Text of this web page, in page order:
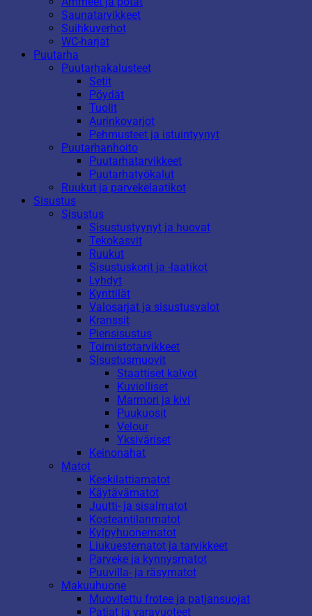
Saunatarvikkeet
Suihkuverhot
WC-harjat
Puutarha
Puutarhakalusteet
Setit
Pöydät
Tuolit
Aurinkovarjot
Pehmusteet ja istuintyynyt
Puutarhanhoito
Puutarhatarvikkeet
Puutarhatyökalut
Ruukut ja parvekelaatikot
Sisustus
Sisustus
Sisustustyynyt ja huovat
Tekokasvit
Ruukut
Sisustuskorit ja -laatikot
Lyhdyt
Kynttilät
Valosarjat ja sisustusvalot
Kranssit
Piensisustus
Toimistotarvikkeet
Sisustusmuovit
Staattiset kalvot
Kuviolliset
Marmori ja kivi
Puukuosit
Velour
Yksiväriset
Keinonahat
Matot
Keskilattiamatot
Käytävämatot
Juutti- ja sisalmatot
Kosteantilanmatot
Kylpyhuonematot
Liukuestematot ja tarvikkeet
Parveke ja kynnysmatot
Puuvilla- ja räsymatot
Makuuhuone
Muovitettu frotee ja patjansuojat
Patjat ja varavuoteet